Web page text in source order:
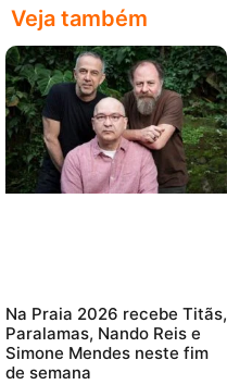
Veja também
Na Praia 2026 recebe Titãs,
Paralamas, Nando Reis e
Simone Mendes neste fim
de semana